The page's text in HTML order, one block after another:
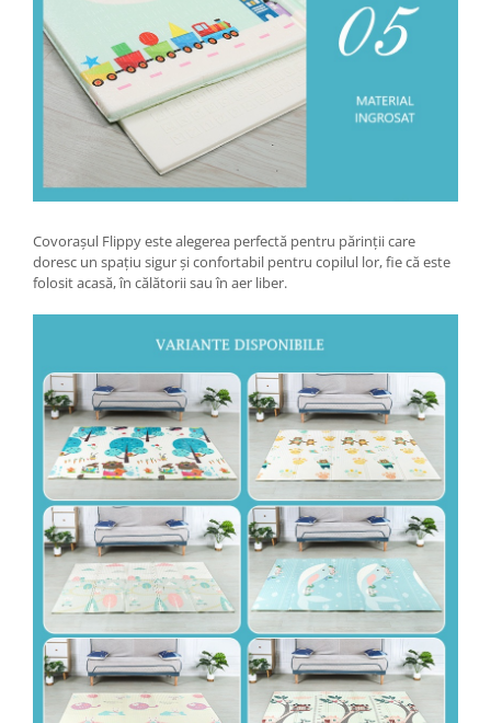
Covorașul Flippy este alegerea perfectă pentru părinții care
doresc un spațiu sigur și confortabil pentru copilul lor, fie că este
folosit acasă, în călătorii sau în aer liber.